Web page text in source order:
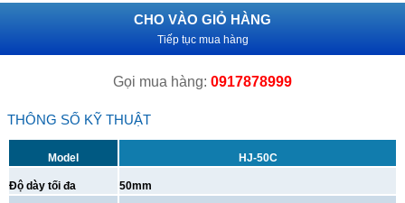
CHO VÀO GIỎ HÀNG
Tiếp tục mua hàng
Gọi mua hàng: 0917878999
THÔNG SỐ KỸ THUẬT
Model HJ-50C
Độ dày tối đa 50mm